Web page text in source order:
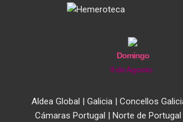
Domingo
9 de Agosto
Aldea Global | Galicia| Concellos
Cámaras Portugal | Norte de Portugal